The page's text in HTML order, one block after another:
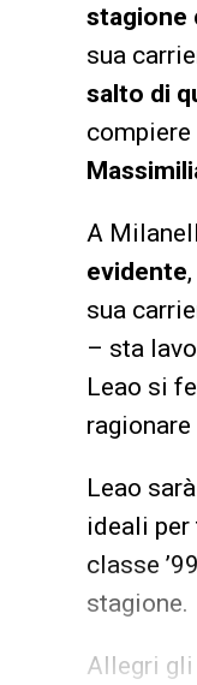
stagione
sua
salto di
compiere
A
evidente
sua
– sta
Leao si
Leao sarà
ideali
classe
stagione.
Allegri